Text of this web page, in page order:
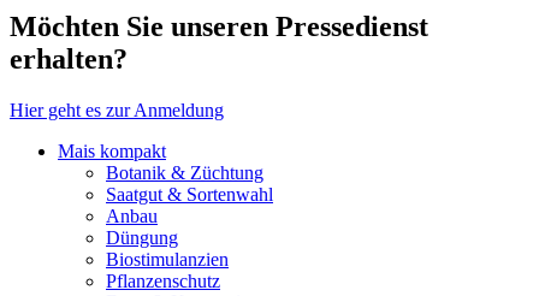
Möchten Sie unseren Pressedienst
erhalten?
Hier geht es zur Anmeldung
Mais kompakt
Botanik & Züchtung
Saatgut & Sortenwahl
Anbau
Düngung
Biostimulanzien
Pflanzenschutz